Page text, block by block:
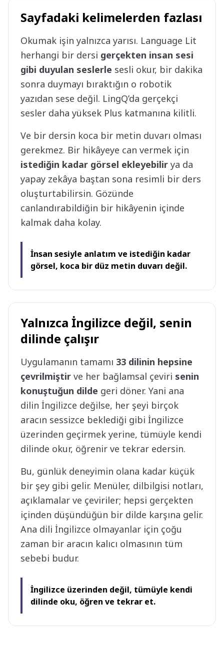
Sayfadaki kelimelerden fazlası
Okumak işin yalnızca yarısı. Language Lit
herhangi bir dersi gerçekten insan sesi
gibi duyulan seslerle sesli okur, bir dakika
sonra duymayı bıraktığın o robotik
yazıdan sese değil. LingQ’da gerçekçi
sesler daha yüksek Plus katmanına kilitli.
Ve bir dersin koca bir metin duvarı olması
gerekmez. Bir hikâyeye can vermek için
istediğin kadar görsel ekleyebilir ya da
yapay zekâya baştan sona resimli bir ders
oluşturtabilirsin. Gözünde
canlandırabildiğin bir hikâyenin içinde
kalmak daha kolay.
İnsan sesiyle anlatım ve istediğin kadar
görsel, koca bir düz metin duvarı değil.
Yalnızca İngilizce değil, senin
dilinde çalışır
Uygulamanın tamamı 33 dilinin hepsine
çevrilmiştir ve her bağlamsal çeviri senin
konuştuğun dilde geri döner. Yani ana
dilin İngilizce değilse, her şeyi birçok
aracın sessizce beklediği gibi İngilizce
üzerinden geçirmek yerine, tümüyle kendi
dilinde okur, öğrenir ve tekrar edersin.
Bu, günlük deneyimin olana kadar küçük
bir şey gibi gelir. Menüler, dilbilgisi notları,
açıklamalar ve çeviriler; hepsi gerçekten
içinden düşündüğün bir dilde karşına gelir.
Ana dili İngilizce olmayanlar için çoğu
zaman bir aracın kalıcı olmasının tüm
sebebi budur.
İngilizce üzerinden değil, tümüyle kendi
dilinde oku, öğren ve tekrar et.